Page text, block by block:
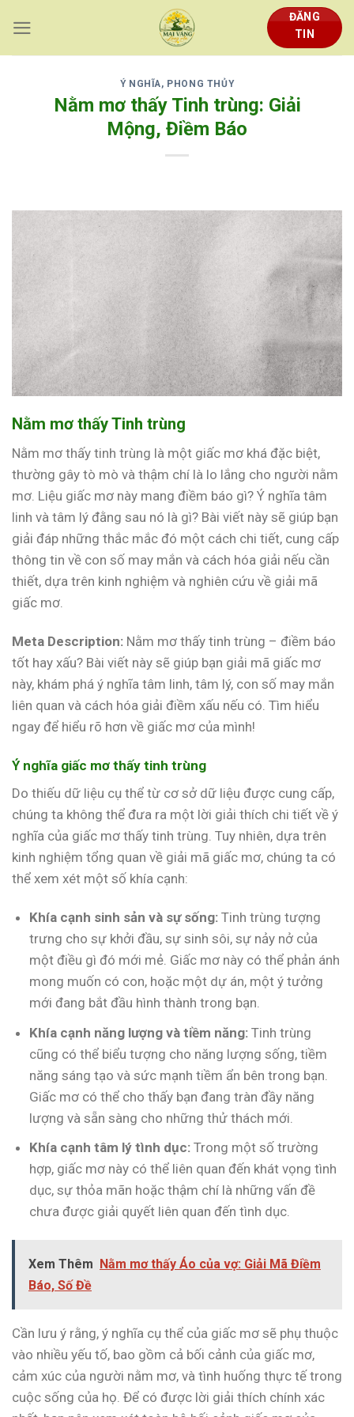
content
ĐĂNG
TIN
Ý NGHĨA, PHONG THỦY
Nằm mơ thấy Tinh trùng: Giải
Mộng, Điềm Báo
Nằm mơ thấy Tinh trùng
Nằm mơ thấy tinh trùng là một giấc mơ khá đặc biệt,
thường gây tò mò và thậm chí là lo lắng cho người nằm
mơ. Liệu giấc mơ này mang điềm báo gì? Ý nghĩa tâm
linh và tâm lý đằng sau nó là gì? Bài viết này sẽ giúp bạn
giải đáp những thắc mắc đó một cách chi tiết, cung cấp
thông tin về con số may mắn và cách hóa giải nếu cần
thiết, dựa trên kinh nghiệm và nghiên cứu về giải mã
giấc mơ.
Meta Description: Nằm mơ thấy tinh trùng – điềm báo
tốt hay xấu? Bài viết này sẽ giúp bạn giải mã giấc mơ
này, khám phá ý nghĩa tâm linh, tâm lý, con số may mắn
liên quan và cách hóa giải điềm xấu nếu có. Tìm hiểu
ngay để hiểu rõ hơn về giấc mơ của mình!
Ý nghĩa giấc mơ thấy tinh trùng
Do thiếu dữ liệu cụ thể từ cơ sở dữ liệu được cung cấp,
chúng ta không thể đưa ra một lời giải thích chi tiết về ý
nghĩa của giấc mơ thấy tinh trùng. Tuy nhiên, dựa trên
kinh nghiệm tổng quan về giải mã giấc mơ, chúng ta có
thể xem xét một số khía cạnh:
Khía cạnh sinh sản và sự sống: Tinh trùng tượng
trưng cho sự khởi đầu, sự sinh sôi, sự nảy nở của
một điều gì đó mới mẻ. Giấc mơ này có thể phản ánh
mong muốn có con, hoặc một dự án, một ý tưởng
mới đang bắt đầu hình thành trong bạn.
Khía cạnh năng lượng và tiềm năng: Tinh trùng
cũng có thể biểu tượng cho năng lượng sống, tiềm
năng sáng tạo và sức mạnh tiềm ẩn bên trong bạn.
Giấc mơ có thể cho thấy bạn đang tràn đầy năng
lượng và sẵn sàng cho những thử thách mới.
Khía cạnh tâm lý tình dục: Trong một số trường
hợp, giấc mơ này có thể liên quan đến khát vọng tình
dục, sự thỏa mãn hoặc thậm chí là những vấn đề
chưa được giải quyết liên quan đến tình dục.
Xem Thêm Nằm mơ thấy Áo của vợ: Giải Mã Điềm
Báo, Số Đề
Cần lưu ý rằng, ý nghĩa cụ thể của giấc mơ sẽ phụ thuộc
vào nhiều yếu tố, bao gồm cả bối cảnh của giấc mơ,
cảm xúc của người nằm mơ, và tình huống thực tế trong
cuộc sống của họ. Để có được lời giải thích chính xác